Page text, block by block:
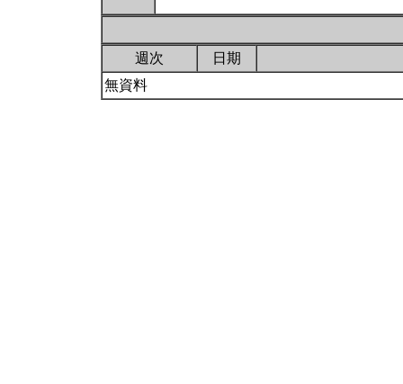
週次
日期
無資料